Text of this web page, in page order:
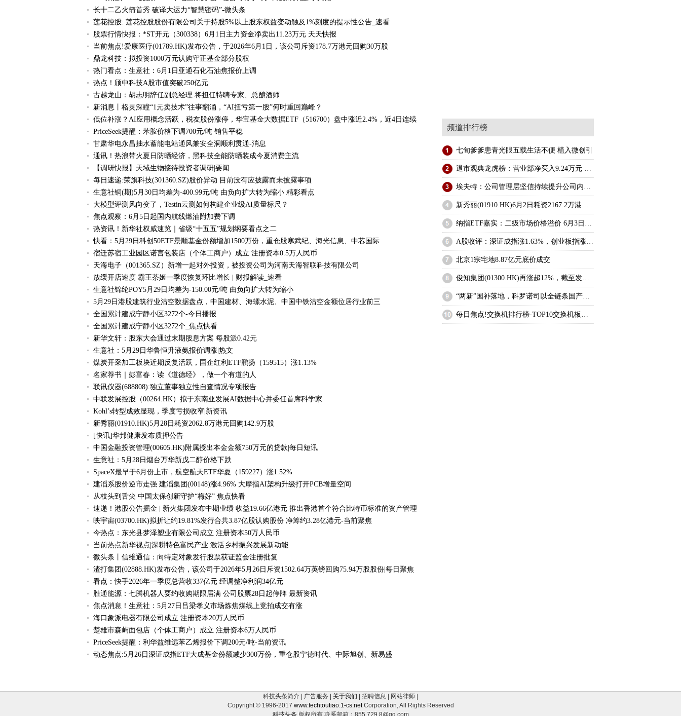
长十二乙火箭首秀 破译大运力“智慧密码”-微头条
莲花控股: 莲花控股股份有限公司关于持股5%以上股东权益变动触及1%刻度的提示性公告_速看
股票行情快报：*ST开元（300338）6月1日主力资金净卖出11.23万元 天天快报
当前焦点!爱康医疗(01789.HK)发布公告，于2026年6月1日，该公司斥资178.7万港元回购30万股
鼎龙科技：拟投资1000万元认购守正基金部分股权
热门看点：生意社：6月1日亚通石化石油焦报价上调
热点！颀中科技A股市值突破250亿元
古越龙山：胡志明辞任副总经理 将担任特聘专家、总酿酒师
新消息丨格灵深瞳“1元卖技术”往事翻涌，“AI扭亏第一股”何时重回巅峰？
低位补涨？AI应用概念活跃，税友股份涨停，华宝基金大数据ETF（516700）盘中涨近2.4%，近4日连续吸金！ 实时焦点
PriceSeek提醒：苯胺价格下调700元/吨 销售平稳
甘肃华电永昌抽水蓄能电站通风兼安全洞顺利贯通-消息
通讯！热浪带火夏日防晒经济，黑科技全能防晒装成今夏消费主流
【调研快报】天域生物接待投资者调研|要闻
每日速递:荣旗科技(301360.SZ)股价异动 目前没有应披露而未披露事项
生意社铜(期)5月30日均差为-400.99元/吨 由负向扩大转为缩小 精彩看点
大模型评测风向变了，Testin云测如何构建企业级AI质量标尺？
焦点观察：6月5日起国内航线燃油附加费下调
热资讯！新华社权威速览｜省级“十五五”规划纲要看点之二
快看：5月29日科创50ETF景顺基金份额增加1500万份，重仓股寒武纪、海光信息、中芯国际
宿迁苏宿工业园区诺言包装店（个体工商户）成立 注册资本0.5万人民币
天海电子（001365.SZ）新增一起对外投资，被投资公司为河南天海智联科技有限公司
放缓开店速度 霸王茶姬一季度恢复环比增长 | 财报解读_速看
生意社锦纶POY5月29日均差为-150.00元/吨 由负向扩大转为缩小
5月29日港股建筑行业沽空数据盘点，中国建材、海螺水泥、中国中铁沽空金额位居行业前三
全国累计建成宁静小区3272个-今日播报
全国累计建成宁静小区3272个_焦点快看
新华文轩：股东大会通过末期股息方案 每股派0.42元
生意社：5月29日华鲁恒升液氨报价调涨|热文
煤炭开采加工板块近期反复活跃，国企红利ETF鹏扬（159515）涨1.13%
名家荐书｜彭富春：读《道德经》，做一个有道的人
联讯仪器(688808):独立董事独立性自查情况专项报告
中联发展控股（00264.HK）拟于东南亚发展AI数据中心并委任首席科学家
Kohl’s转型成效显现，季度亏损收窄|新资讯
新秀丽(01910.HK)5月28日耗资2062.8万港元回购142.9万股
[快讯]华邦健康发布质押公告
中国金融投资管理(00605.HK)附属授出本金金额750万元的贷款|每日短讯
生意社：5月28日烟台万华新戊二醇价格下跌
SpaceX最早于6月份上市，航空航天ETF华夏（159227）涨1.52%
建滔系股价逆市走强 建滔集团(00148)涨4.96% 大摩指AI架构升级打开PCB增量空间
从枝头到舌尖 中国太保创新守护“梅好” 焦点快看
速递！港股公告掘金 | 新火集团发布中期业绩 收益19.66亿港元 推出香港首个符合比特币标准的资产管理产品“Alpha BTC”
映宇宙(03700.HK)拟折让约19.81%发行合共3.87亿股认购股份 净筹约3.28亿港元-当前聚焦
今热点：东光县梦泽塑业有限公司成立 注册资本50万人民币
当前热点新华视点|深耕特色富民产业 激活乡村振兴发展新动能
微头条丨信维通信：向特定对象发行股票获证监会注册批复
渣打集团(02888.HK)发布公告，该公司于2026年5月26日斥资1502.64万英镑回购75.94万股股份|每日聚焦
看点：快手2026年一季度总营收337亿元 经调整净利润34亿元
胜通能源：七腾机器人要约收购期限届满 公司股票28日起停牌 最新资讯
焦点消息！生意社：5月27日吕梁孝义市场炼焦煤线上竞拍成交有涨
海口象派电器有限公司成立 注册资本20万人民币
楚雄市森屿面包店（个体工商户）成立 注册资本6万人民币
PriceSeek提醒：利华益维远苯乙烯报价下调200元/吨-当前资讯
动态焦点:5月26日深证成指ETF大成基金份额减少300万份，重仓股宁德时代、中际旭创、新易盛
频道排行榜
七旬爹爹患青光眼五载生活不便 植入微创引
退市观典龙虎榜：营业部净买入9.24万元 微动态
埃夫特：公司管理层坚信持续提升公司内在价值
新秀丽(01910.HK)6月2日耗资2167.2万港元回购
纳指ETF嘉实：二级市场价格溢价 6月3日开市
A股收评：深证成指涨1.63%，创业板指涨2.66%
北京1宗宅地8.87亿元底价成交
俊知集团(01300.HK)再涨超12%，截至发稿，涨9
“两新”国补落地，科罗诺司以全链条国产化抢
每日焦点!交换机排行榜-TOP10交换机板块股票
科技头条简介 | 广告服务 | 关于我们 | 招聘信息 | 网站律师 |
Copyright © 1996-2017 www.techtoutiao.1-cs.netCorporation, All Rights Reserved